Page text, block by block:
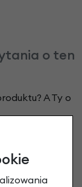
o ten
A Ty o